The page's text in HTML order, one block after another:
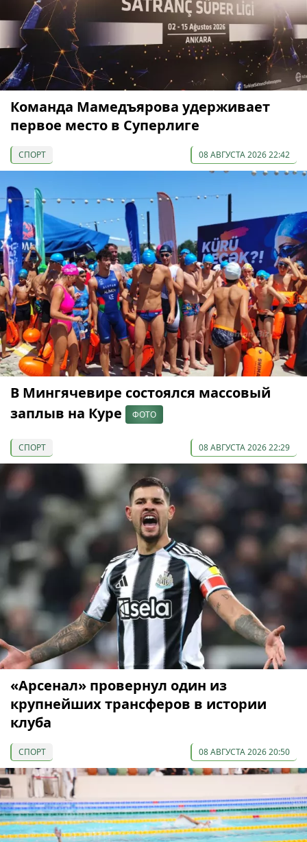
Команда Мамедъярова удерживает
первое место в Суперлиге
СПОРТ 08 АВГУСТА 2026 22:42
В Мингячевире состоялся массовый
заплыв на Куре
ФОТО
СПОРТ 08 АВГУСТА 2026 22:29
«Арсенал» провернул один из
крупнейших трансферов в истории
клуба
СПОРТ 08 АВГУСТА 2026 20:50